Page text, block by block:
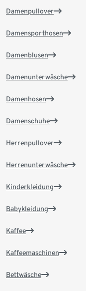
Damenpullover
Damensporthosen
Damenblusen
Damenunterwäsche
Damenhosen
Damenschuhe
Herrenpullover
Herrenunterwäsche
Kinderkleidung
Babykleidung
Kaffee
Kaffeemaschinen
Bettwäsche